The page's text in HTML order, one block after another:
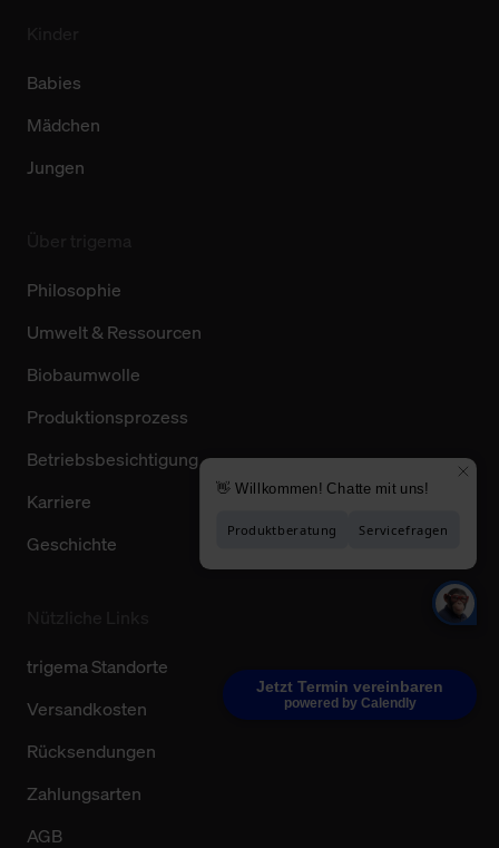
Jetzt Termin vereinbaren
powered by Calendly
Babies
Mädchen
Jungen
Philosophie
Umwelt & Ressourcen
Biobaumwolle
Produktionsprozess
Betriebsbesichtigung
Karriere
Geschichte
trigema Standorte
Versandkosten
Rücksendungen
Zahlungsarten
AGB